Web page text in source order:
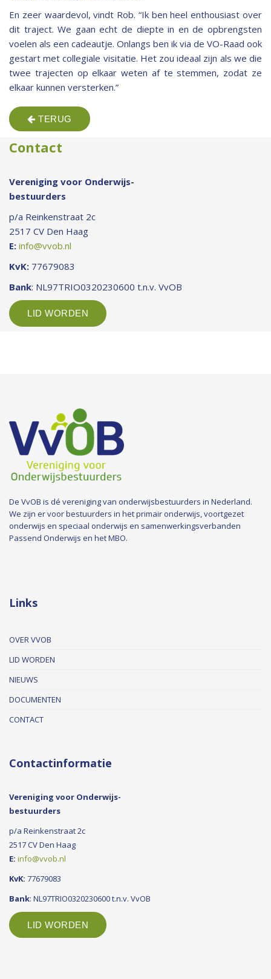
En zeer waardevol, vindt Rob. “Ik ben heel enthousiast over
dit traject. We gaan echt de diepte in en de opbrengsten
voelen als een cadeautje. Onlangs ben ik via de VO-Raad ook
gestart met collegiale visitatie. Het zou ideaal zijn als we die
twee trajecten op elkaar weten af te stemmen, zodat ze
elkaar kunnen versterken.”
TERUG
Contact
Vereniging voor Onderwijs-
bestuurders
p/a Reinkenstraat 2c
2517 CV Den Haag
E: info@vvob.nl
KvK: 77679083
Bank: NL97TRIO0320230600 t.n.v. VvOB
LID WORDEN
De VvOB is dé vereniging van onderwijsbestuurders in Nederland.
We zijn er voor bestuurders in het primair onderwijs, voortgezet
onderwijs en speciaal onderwijs en samenwerkingsverbanden
Passend Onderwijs en het MBO.
Links
OVER VVOB
LID WORDEN
NIEUWS
DOCUMENTEN
CONTACT
Contactinformatie
Vereniging voor Onderwijs-
bestuurders
p/a Reinkenstraat 2c
2517 CV Den Haag
E: info@vvob.nl
KvK: 77679083
Bank: NL97TRIO0320230600 t.n.v. VvOB
LID WORDEN